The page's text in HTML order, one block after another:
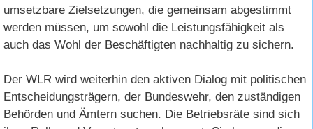
umsetzbare Zielsetzungen, die gemeinsam abgestimmt
werden müssen, um sowohl die Leistungsfähigkeit als
auch das Wohl der Beschäftigten nachhaltig zu sichern.
Der WLR wird weiterhin den aktiven Dialog mit politischen
Entscheidungsträgern, der Bundeswehr, den zuständigen
Behörden und Ämtern suchen. Die Betriebsräte sind sich